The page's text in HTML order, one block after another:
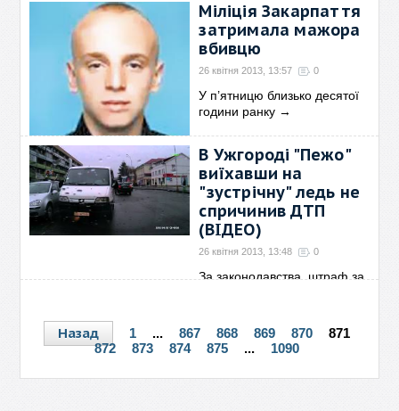
Міліція Закарпаття
затримала мажора
вбивцю
26 квітня 2013, 13:57 0
У п’ятницю близько десятої
години ранку →
В Ужгороді "Пежо"
виїхавши на
"зустрічну" ледь не
спричинив ДТП
(ВІДЕО)
26 квітня 2013, 13:48 0
За законодавства, штраф за
Назад 1 ... 867 868 869 870
871
872
873 874 875 ... 1090